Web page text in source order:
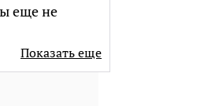
еще не
Показать еще